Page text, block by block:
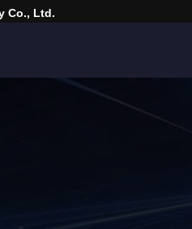
Co., Ltd.